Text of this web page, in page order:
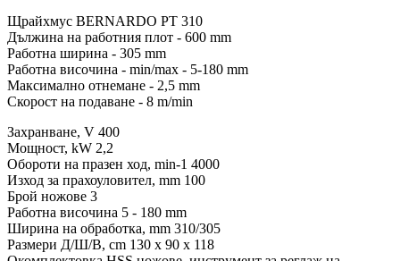
Щрайхмус BERNARDO PT 310
Дължина на работния плот - 600 mm
Работна ширина - 305 mm
Работна височина - min/max - 5-180 mm
Максимално отнемане - 2,5 mm
Скорост на подаване - 8 m/min
Захранване, V 400
Мощност, kW 2,2
Обороти на празен ход, min-1 4000
Изход за прахоуловител, mm 100
Брой ножове 3
Работна височина 5 - 180 mm
Ширина на обработка, mm 310/305
Размери Д/Ш/В, cm 130 x 90 x 118